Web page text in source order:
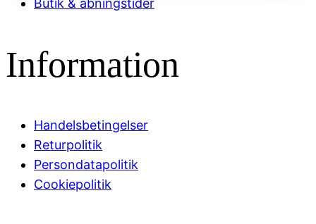
Butik & åbningstider
Information
Handelsbetingelser
Returpolitik
Persondatapolitik
Cookiepolitik